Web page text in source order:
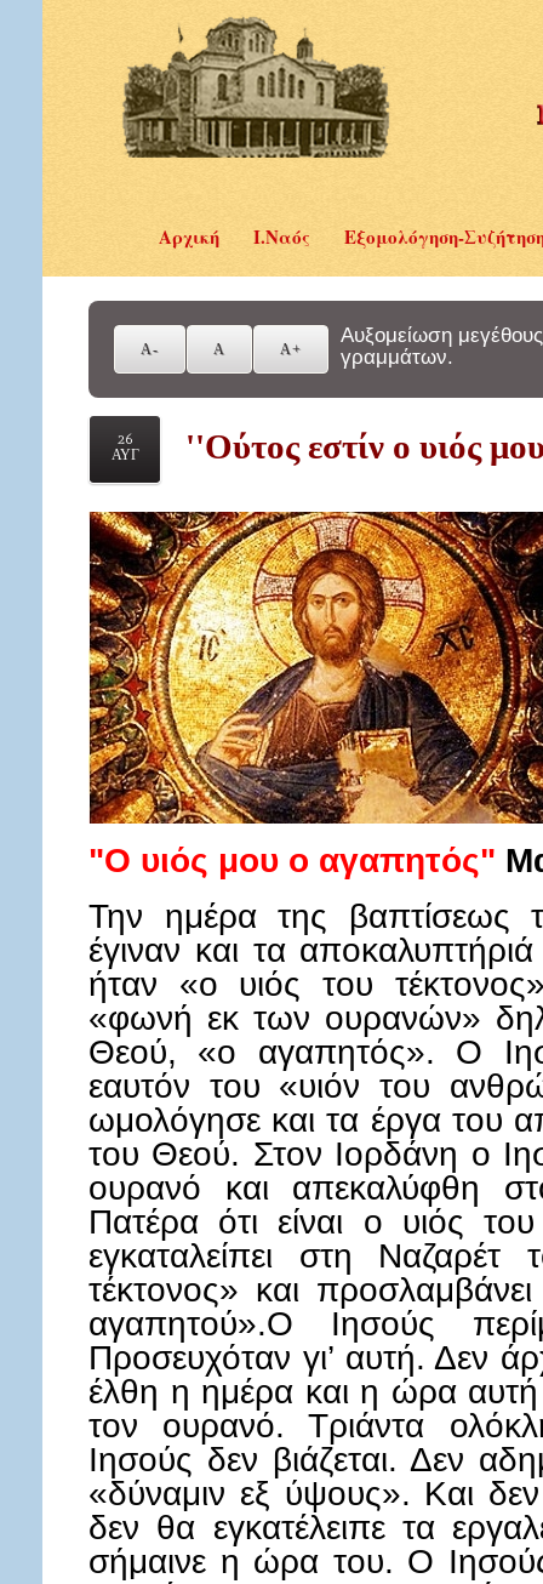
Αρχική Ι.Ναός Εξομολόγηση-
Αυξομείωση μεγέθους
γραμμάτων.
26
ΑΥΓ
''Ούτος εστίν ο υιός
"O υιός μου ο αγαπητός"
Την ημέρα της βαπτίσεως
έγιναν και τα
ήταν «ο υιός του
«φωνή εκ των ουρανών»
Θεού, «ο αγαπητός». Ο
εαυτόν του «υιόν του
ωμολόγησε και τα έργα του
του Θεού. Στον Ιορδάνη ο
ουρανό και απεκαλύφθη
Πατέρα ότι είναι ο υιός
εγκαταλείπει στη
τέκτονος» και
αγαπητού».Ο Ιησούς
Προσευχόταν γι’ αυτή. Δεν
έλθη η ημέρα και η ώρα
τον ουρανό. Τριάντα
Ιησούς δεν βιάζεται. Δεν
«δύναμιν εξ ύψους». Και
δεν θα εγκατέλειπε τα
σήμαινε η ώρα του. Ο